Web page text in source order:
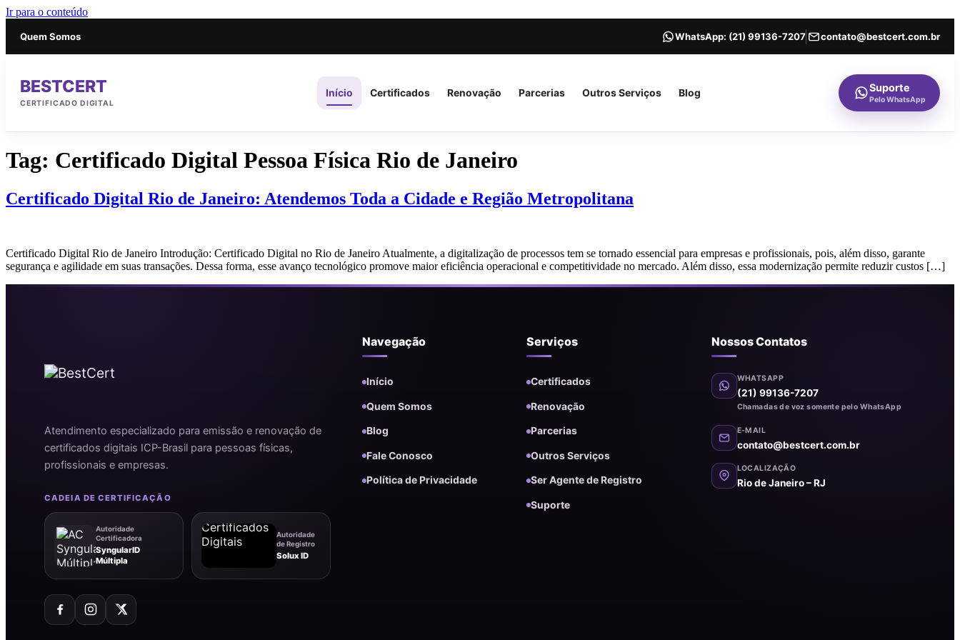
Ir para o conteúdo
Quem Somos WhatsApp: (21) 99136-7207 contato@bestcert.com.br
BESTCERT
CERTIFICADO DIGITAL
Início Certificados Renovação Parcerias Outros Serviços Blog Suporte
Pelo WhatsApp
Tag: Certificado Digital Pessoa Física Rio de Janeiro
Certificado Digital Rio de Janeiro: Atendemos Toda a Cidade e Região Metropolitana
Certificado Digital Rio de Janeiro Introdução: Certificado Digital no Rio de Janeiro Atualmente, a digitalização de processos tem se tornado essencial para empresas e profissionais, pois, além disso, garante
segurança e agilidade em suas transações. Dessa forma, esse avanço tecnológico promove maior eficiência operacional e competitividade no mercado. Além disso, essa modernização permite reduzir custos […]
Atendimento especializado para emissão e renovação de
certificados digitais ICP-Brasil para pessoas físicas,
profissionais e empresas.
CADEIA DE CERTIFICAÇÃO
Autoridade
Certificadora
SyngularID
Múltipla
Autoridade
de Registro
Solux ID
Navegação
Início
Quem Somos
Blog
Fale Conosco
Política de Privacidade
Serviços
Certificados
Renovação
Parcerias
Outros Serviços
Ser Agente de Registro
Suporte
Nossos Contatos
WHATSAPP
(21) 99136-7207
Chamadas de voz somente pelo WhatsApp
E-MAIL
contato@bestcert.com.br
LOCALIZAÇÃO
Rio de Janeiro – RJ